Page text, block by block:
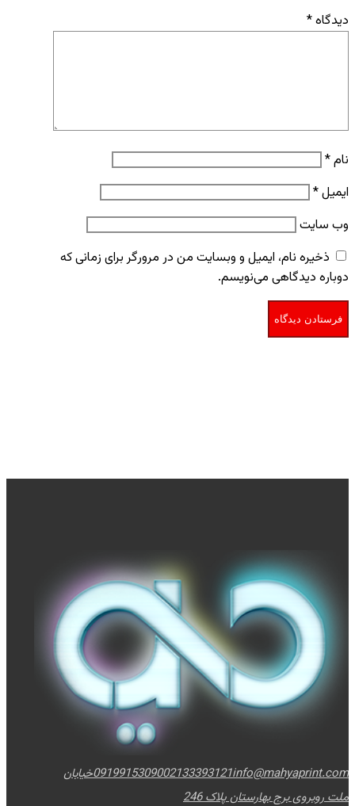
دیدگاه*
نام*
ایمیل*
وب‌ سایت
ذخیره نام، ایمیل و وبسایت من در مرورگر برای زمانی که
دوباره دیدگاهی می‌نویسم.
0919915309002133393121info@mahyaprint.com
خیابان
ملت روبروی برج بهارستان پلاک 246